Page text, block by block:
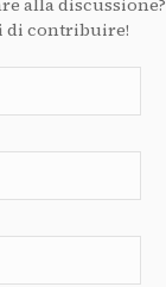
di contribuire!